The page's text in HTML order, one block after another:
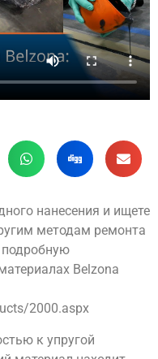
нанесения и ищете
методам ремонта
подробную
Belzona
2000.aspx
к упругой